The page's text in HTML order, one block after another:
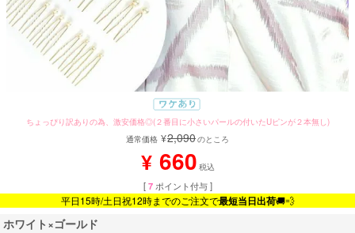
ちょっぴり訳ありの為、激安価格◎(２番目に小さいパールの付いたUピンが２本無し)
通常価格 ¥2,090のところ
¥ 660 税込
[ 7 ポイント付与 ]
平日15時/土日祝12時までのご注文で最短当日出荷🚚💨
ホワイト×ゴールド